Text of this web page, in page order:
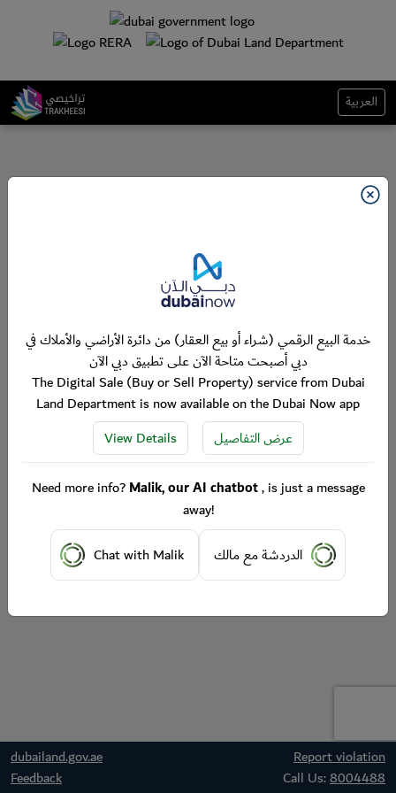
العربية
dubailand.gov.ae
Report violation
Feedback
Call Us:8004488
خدمة البيع الرقمي (شراء أو بيع العقار) من دائرة الأراضي والأملاك في
دبي أصبحت متاحة الآن على تطبيق دبي الآن
The Digital Sale (Buy or Sell Property) service from Dubai
Land Department is now available on the Dubai Now app
View Details
عرض التفاصيل
Need more info?Malik, our AI chatbot, is just a message
away!
Chat with Malik
الدردشة مع مالك